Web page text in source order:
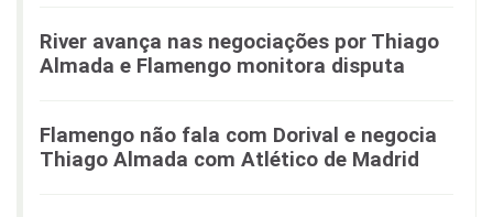
River avança nas negociações por Thiago
Almada e Flamengo monitora disputa
Flamengo não fala com Dorival e negocia
Thiago Almada com Atlético de Madrid